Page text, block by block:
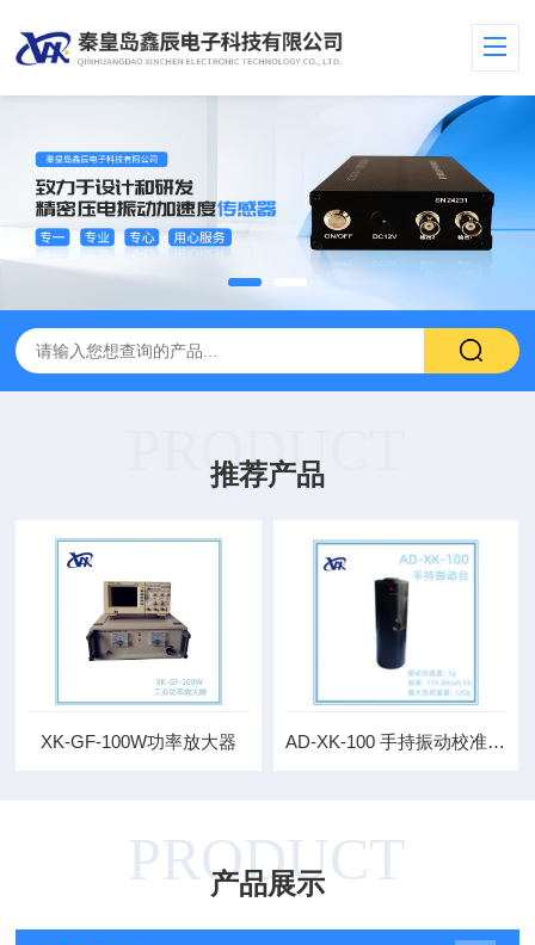
PRODUCT
推荐产品
XK-GF-100W功率放大器 AD-XK-100 手持振动校准仪 标准振动源
PRODUCT
产品展示